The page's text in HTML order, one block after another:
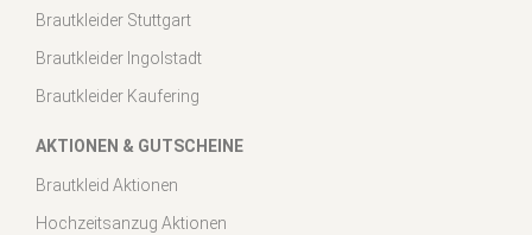
Brautkleider Stuttgart
Brautkleider Ingolstadt
Brautkleider Kaufering
AKTIONEN & GUTSCHEINE
Brautkleid Aktionen
Hochzeitsanzug Aktionen